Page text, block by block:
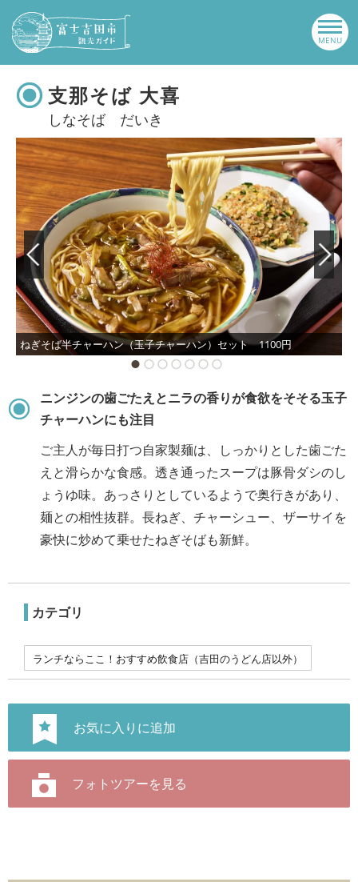
支那そば 大喜
しなそば だいき
ねぎそば半チャーハン（玉子チャーハン）セット 1100円
ニンジンの歯ごたえとニラの香りが食欲をそそる玉子
チャーハンにも注目
ご主人が毎日打つ自家製麺は、しっかりとした歯ごた
えと滑らかな食感。透き通ったスープは豚骨ダシのし
ょうゆ味。あっさりとしているようで奥行きがあり、
麺との相性抜群。長ねぎ、チャーシュー、ザーサイを
豪快に炒めて乗せたねぎそばも新鮮。
カテゴリ
ランチならここ！おすすめ飲食店（吉田のうどん店以外）